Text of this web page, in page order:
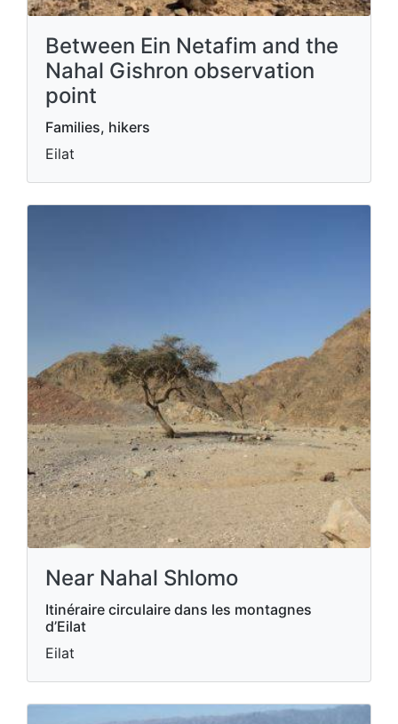
Between Ein Netafim and the
Nahal Gishron observation
point
Families, hikers
Eilat
Near Nahal Shlomo
Itinéraire circulaire dans les montagnes
d’Eilat
Eilat